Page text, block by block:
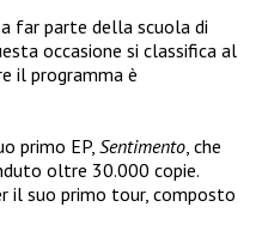
far parte della scuola di
occasione si classifica al
il programma è
primo EP, Sentimento, che
oltre 30.000 copie.
il suo primo tour, composto